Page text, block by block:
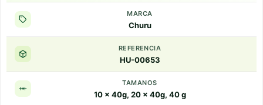
MARCA
Churu
REFERENCIA
HU-00653
TAMANOS
10 x 40g, 20 x 40g, 40 g